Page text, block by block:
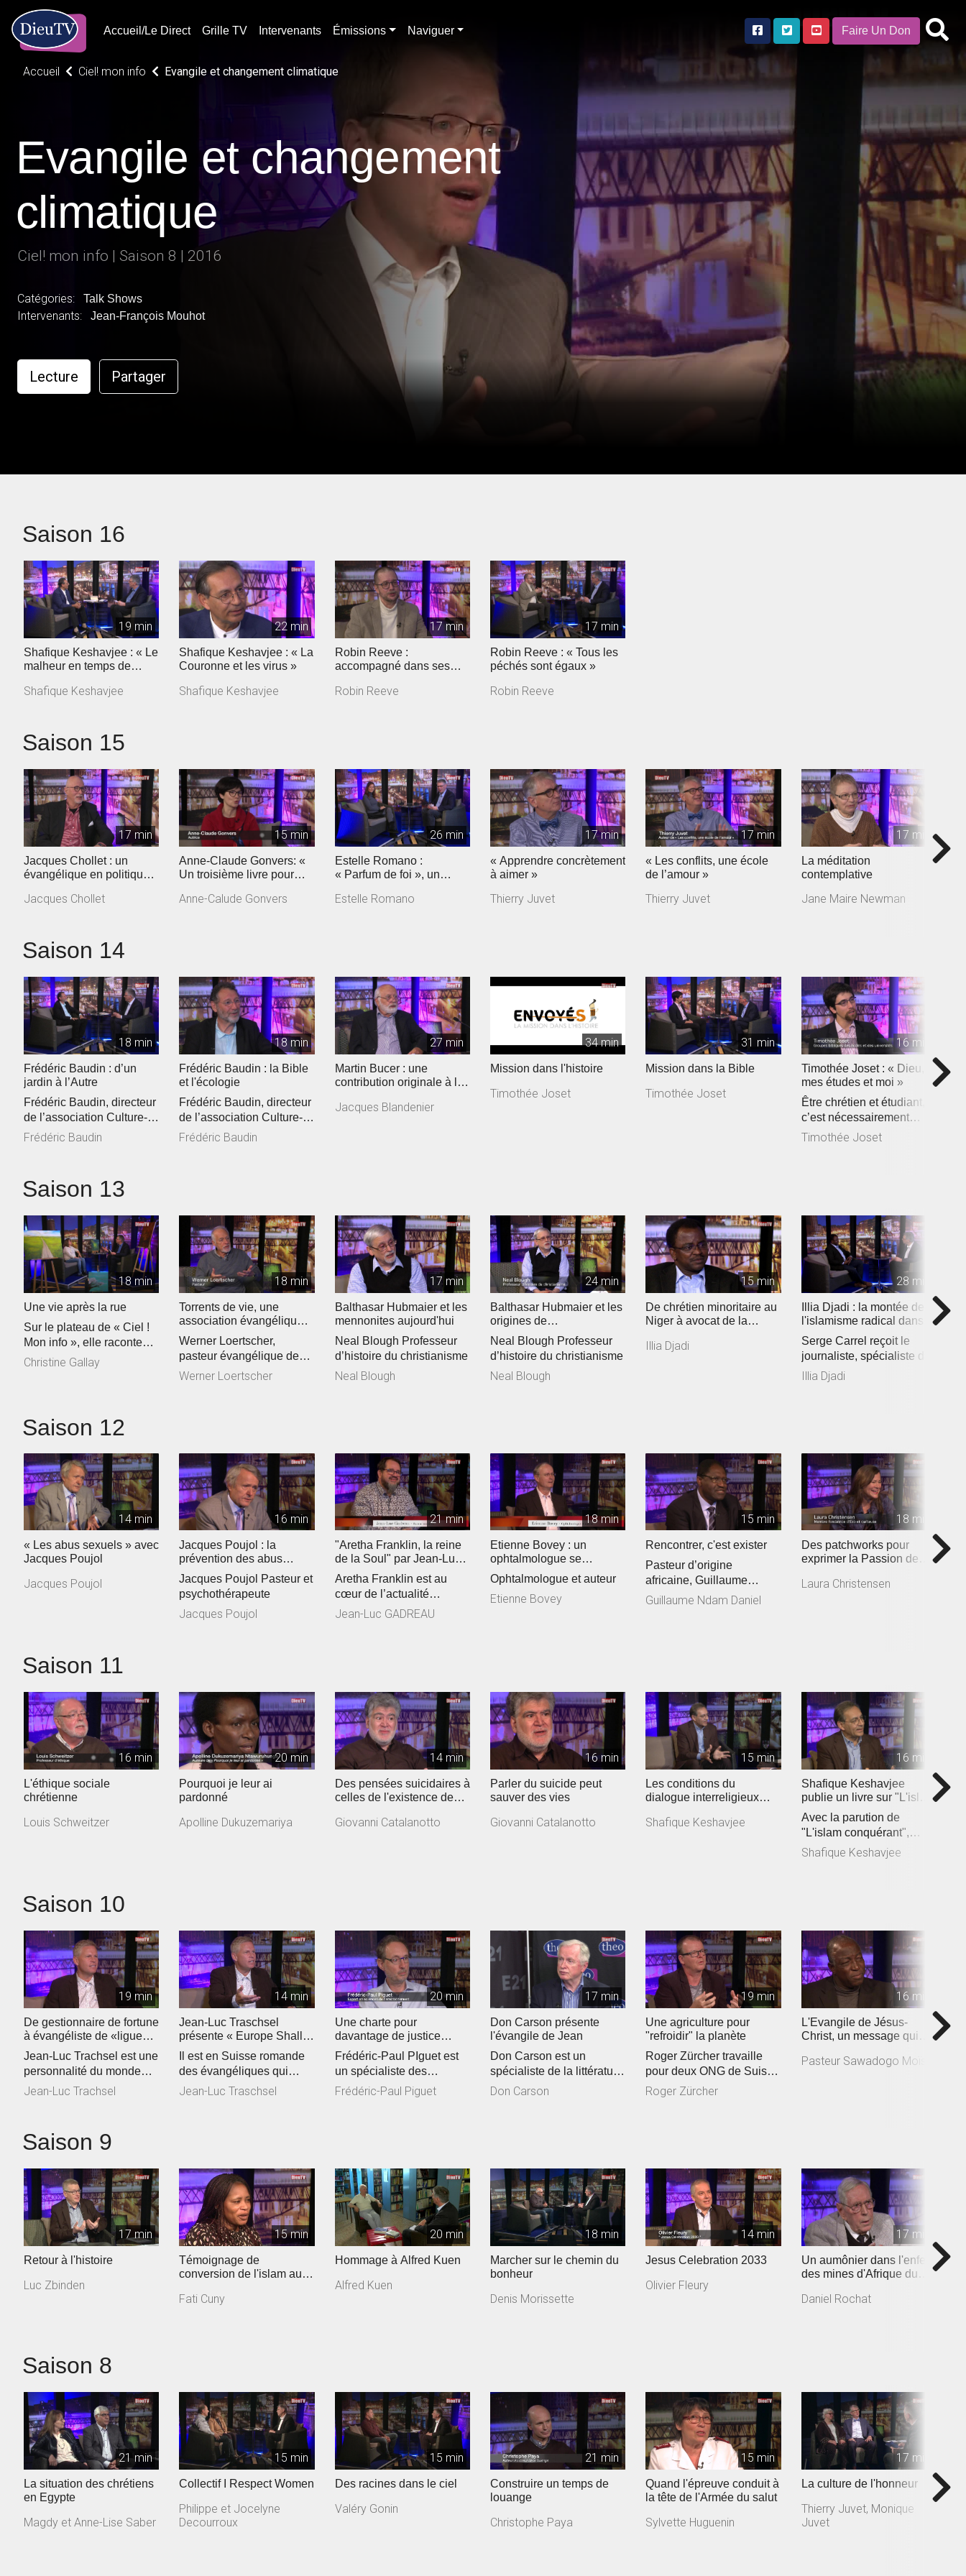
Accueil/Le Direct Grille TV Intervenants Émissions Naviguer Faire Un Don
Accueil Ciel! mon info Evangile et changement climatique
Evangile et changement
climatique
Ciel! mon info | Saison 8 | 2016
Catégories: Talk Shows
Intervenants: Jean-François Mouhot
Lecture Partager
Saison 16
19 min
Shafique Keshavjee : « Le
malheur en temps de
Shafique Keshavjee
22 min
Shafique Keshavjee : « La
Couronne et les virus »
Shafique Keshavjee
17 min
Robin Reeve :
accompagné dans ses
Robin Reeve
17 min
Robin Reeve : « Tous les
péchés sont égaux »
Robin Reeve
Saison 15
17 min
Jacques Chollet : un
évangélique en politique
Jacques Chollet
15 min
Anne-Claude Gonvers: «
Un troisième livre pour
»
Anne-Calude Gonvers
26 min
Estelle Romano :
« Parfum de foi », un
Jeunesse en mission
Estelle Romano
17 min
« Apprendre concrètement
à aimer »
Thierry Juvet
17 min
« Les conflits, une école
de l’amour »
Thierry Juvet
17 min
La méditation
contemplative
Jane Maire Newman
Saison 14
18 min
Frédéric Baudin : d’un
jardin à l’Autre
Frédéric Baudin, directeur
de l’association Culture-
Environnement-Médias
Frédéric Baudin
18 min
Frédéric Baudin : la Bible
et l'écologie
Frédéric Baudin, directeur
de l’association Culture-
Environnement-Médias
Frédéric Baudin
27 min
Martin Bucer : une
contribution originale à la
Jacques Blandenier
34 min
Mission dans l'histoire
Timothée Joset
31 min
Mission dans la Bible
Timothée Joset
16 min
Timothée Joset : « Dieu,
mes études et moi »
Être chrétien et étudiant,
c’est nécessairement
assister à la rencontre e...
Timothée Joset
Saison 13
18 min
Une vie après la rue
Sur le plateau de « Ciel !
Mon info », elle raconte
son parcours de vie… ...
Christine Gallay
18 min
Torrents de vie, une
association évangélique
sur la sellette ?
Werner Loertscher,
pasteur évangélique de
L’association Torrents de
Werner Loertscher
17 min
Balthasar Hubmaier et les
mennonites aujourd'hui
Neal Blough Professeur
d’histoire du christianisme
Neal Blough
24 min
Balthasar Hubmaier et les
origines de
l'anabaptisme »
Neal Blough Professeur
d’histoire du christianisme
Neal Blough
15 min
De chrétien minoritaire au
Niger à avocat de la
Illia Djadi
28 min
Illia Djadi : la montée de
l'islamisme radical dans
les pays du Sahel
Serge Carrel reçoit le
journaliste, spécialiste de
l’Afrique de l’Ouest Mo...
Illia Djadi
Saison 12
14 min
« Les abus sexuels » avec
Jacques Poujol
Jacques Poujol
16 min
Jacques Poujol : la
prévention des abus
sexuels dans les Eglises
Jacques Poujol Pasteur et
psychothérapeute
Jacques Poujol
21 min
"Aretha Franklin, la reine
de la Soul" par Jean-Luc
Gadreau
Aretha Franklin est au
cœur de l’actualité
culturelle. Jean-Luc
Jean-Luc GADREAU
18 min
Etienne Bovey : un
ophtalmologue se
passionne pour la
théologie
Ophtalmologue et auteur
Etienne Bovey
15 min
Rencontrer, c'est exister
Pasteur d’origine
africaine, Guillaume
Ndam Daniel croit aux
Guillaume Ndam Daniel
18 min
Des patchworks pour
exprimer la Passion de
Laura Christensen
Saison 11
16 min
L'éthique sociale
chrétienne
Louis Schweitzer
20 min
Pourquoi je leur ai
pardonné
Apolline Dukuzemariya
14 min
Des pensées suicidaires à
celles de l'existence de
Giovanni Catalanotto
16 min
Parler du suicide peut
sauver des vies
Giovanni Catalanotto
15 min
Les conditions du
dialogue interreligieux
Shafique Keshavjee
16 min
Shafique Keshavjee
publie un livre sur "L'islam
conquérant" (2019)
Avec la parution de
"L'islam conquérant",
Shafique Keshavjee lance
un cri d’a...
Shafique Keshavjee
Saison 10
19 min
De gestionnaire de fortune
à évangéliste de «ligue
européenne"
Jean-Luc Trachsel est une
personnalité du monde
évangélique de Suisse
Jean-Luc Trachsel
14 min
Jean-Luc Traschsel
présente « Europe Shall
Be Saved »
Il est en Suisse romande
des évangéliques qui
voient grand. Jean-Luc
Jean-Luc Traschsel
20 min
Une charte pour
davantage de justice
climatique en Eglise
Frédéric-Paul PIguet est
un spécialiste des
questions
environnementales. Il a...
Frédéric-Paul Piguet
17 min
Don Carson présente
l'évangile de Jean
Don Carson est un
spécialiste de la littérature
du Nouveau Testament.
Don Carson
19 min
Une agriculture pour
"refroidir" la planète
Roger Zürcher travaille
pour deux ONG de Suisse
romande engagées
auprès des a...
Roger Zürcher
16 min
L'Evangile de Jésus-
Christ, un message qui
Pasteur Sawadogo Moïse
Saison 9
17 min
Retour à l'histoire
Luc Zbinden
15 min
Témoignage de
conversion de l'islam au
Fati Cuny
20 min
Hommage à Alfred Kuen
Alfred Kuen
18 min
Marcher sur le chemin du
bonheur
Denis Morissette
14 min
Jesus Celebration 2033
Olivier Fleury
17 min
Un aumônier dans l'enfer
des mines d'Afrique du
Daniel Rochat
Saison 8
21 min
La situation des chrétiens
en Egypte
Magdy et Anne-Lise Saber
15 min
Collectif I Respect Women
Philippe et Jocelyne
Decourroux
15 min
Des racines dans le ciel
Valéry Gonin
21 min
Construire un temps de
louange
Christophe Paya
15 min
Quand l'épreuve conduit à
la tête de l'Armée du salut
Sylvette Huguenin
17 min
La culture de l'honneur
Thierry Juvet, Monique
Juvet